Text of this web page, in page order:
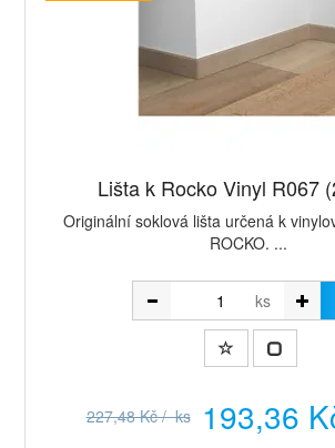
Lišta k Rocko Vinyl R067
Originální soklová lišta určená k
ROCKO. ...
ks
227,48 Kč / ks 193,36